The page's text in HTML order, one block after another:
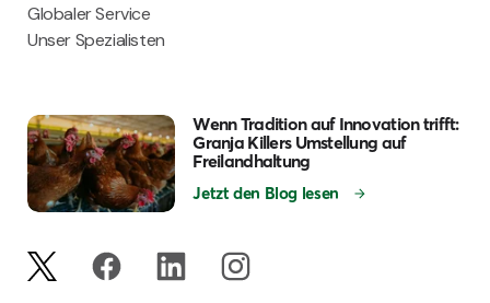
Globaler Service
Unser Spezialisten
Wenn Tradition auf Innovation trifft:
Granja Killers Umstellung auf
Freilandhaltung
Jetzt den Blog lesen